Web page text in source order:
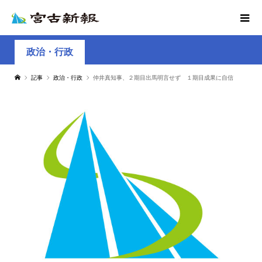
政治・行政
記事 政治・行政 仲井真知事、２期目出馬明言せず １期目成果に自信